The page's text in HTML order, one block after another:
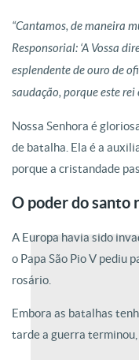
“Cantamos, de maneira
Responsorial: ‘A Vossa
esplendente de ouro de
saudação, porque este rei
Nossa Senhora é
de batalha. Ela é a
porque a cristandade
O poder do santo
A Europa havia sido
o Papa São Pio V pediu
rosário.
Embora as batalhas
tarde a guerra